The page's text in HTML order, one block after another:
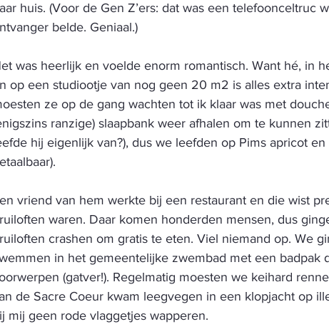
huis. (Voor de Gen Z’ers: dat was een telefoonceltruc
belde. Geniaal.)
was heerlijk en voelde enorm romantisch. Want hé, in
op een studiootje van nog geen 20 m2 is alles extra
ze op de gang wachten tot ik klaar was met
ranzige) slaapbank weer afhalen om te kunnen
hij eigenlijk van?), dus we leefden op Pims apricot
vriend van hem werkte bij een restaurant en die wist
waren. Daar komen honderden mensen, dus
crashen om gratis te eten. Viel niemand op. We
in het gemeentelijke zwembad met een badpak
(gatver!). Regelmatig moesten we keihard
de Sacre Coeur kwam leegvegen in een klopjacht op
mij geen rode vlaggetjes wapperen.